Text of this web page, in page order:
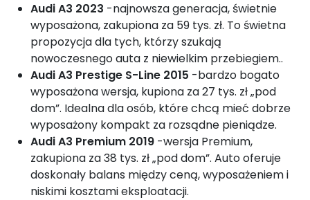
Audi A3 2023 -najnowsza generacja, świetnie
wyposażona, zakupiona za 59 tys. zł. To świetna
propozycja dla tych, którzy szukają
nowoczesnego auta z niewielkim przebiegiem..
Audi A3 Prestige S-Line 2015 -bardzo bogato
wyposażona wersja, kupiona za 27 tys. zł „pod
dom”. Idealna dla osób, które chcą mieć dobrze
wyposażony kompakt za rozsądne pieniądze.
Audi A3 Premium 2019 -wersja Premium,
zakupiona za 38 tys. zł „pod dom”. Auto oferuje
doskonały balans między ceną, wyposażeniem i
niskimi kosztami eksploatacji.